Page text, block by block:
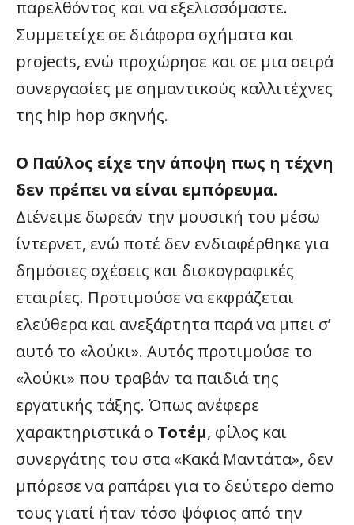
παρελθόντος και να εξελισσόμαστε.
Συμμετείχε σε διάφορα σχήματα και
projects, ενώ προχώρησε και σε μια σειρά
συνεργασίες με σημαντικούς καλλιτέχνες
της hip hop σκηνής.
Ο Παύλος είχε την άποψη πως η τέχνη
δεν πρέπει να είναι εμπόρευμα.
Διένειμε δωρεάν την μουσική του μέσω
ίντερνετ, ενώ ποτέ δεν ενδιαφέρθηκε για
δημόσιες σχέσεις και δισκογραφικές
εταιρίες. Προτιμούσε να εκφράζεται
ελεύθερα και ανεξάρτητα παρά να μπει σ’
αυτό το «λούκι». Αυτός προτιμούσε το
«λούκι» που τραβάν τα παιδιά της
εργατικής τάξης. Όπως ανέφερε
χαρακτηριστικά ο Τοτέμ, φίλος και
συνεργάτης του στα «Κακά Μαντάτα», δεν
μπόρεσε να ραπάρει για το δεύτερο demo
τους γιατί ήταν τόσο ψόφιος από την